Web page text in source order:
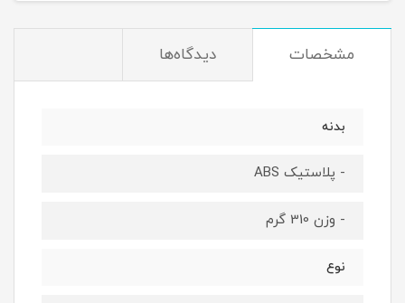
مشخصات دیدگاه‌ها
بدنه
- پلاستیک ABS
- وزن 310 گرم
نوع